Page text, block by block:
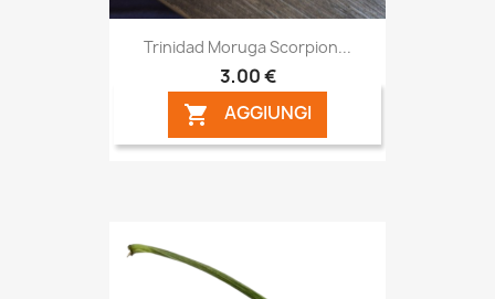
Trinidad Moruga Scorpion...
3,00 €
 AGGIUNGI